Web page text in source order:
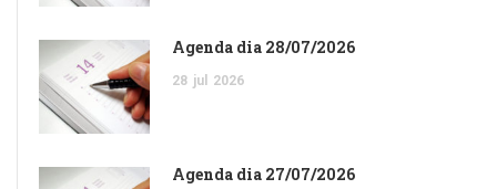
Agenda dia 28/07/2026
28 jul 2026
Agenda dia 27/07/2026